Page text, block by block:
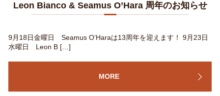
Leon Bianco & Seamus O’Hara 周年のお知らせ
9月18日金曜日 Seamus O’Haraは13周年を迎えます！ 9月23日
水曜日 Leon B […]
MORE